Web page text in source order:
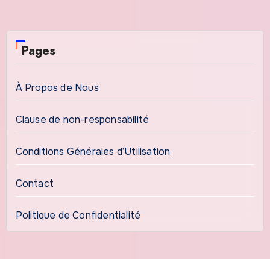
Pages
À Propos de Nous
Clause de non-responsabilité
Conditions Générales d’Utilisation
Contact
Politique de Confidentialité